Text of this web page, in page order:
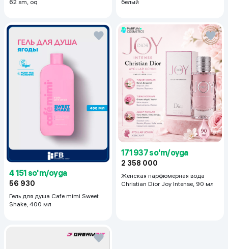
62 sm, oq
белый
4 151 so'm/oyga
56 930
Гель для душа Cafe mimi Sweet
Shake, 400 мл
171 937 so'm/oyga
2 358 000
Женская парфюмерная вода
Christian Dior Joy Intense, 90 мл